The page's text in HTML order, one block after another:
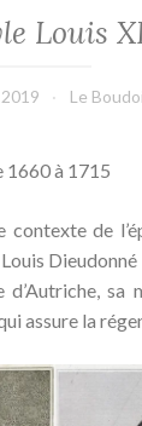
Louis
Le
1660 à 1715
contexte de
Dieudonné
d’Autriche, sa
assure la